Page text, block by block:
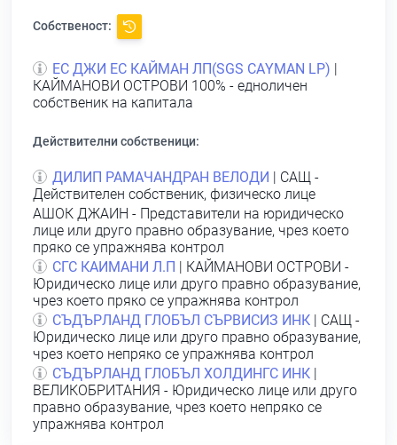
Собственост:
ЕС ДЖИ ЕС КАЙМАН ЛП(SGS САYМАN LР)
КАЙМАНОВИ ОСТРОВИ 100% - едноличен
собственик на капитала
Действителни собственици:
ДИЛИП РАМАЧАНДРАН ВЕЛОДИ
| САЩ -
Действителен собственик, физическо лице
АШОК ДЖАИН - Представители на юридическо
лице или друго правно образувание, чрез което
пряко се упражнява контрол
СГС КАИМАНИ Л.П
| КАЙМАНОВИ ОСТРОВИ -
Юридическо лице или друго правно образувание,
чрез което пряко се упражнява контрол
СЪДЪРЛАНД ГЛОБЪЛ СЪРВИСИЗ ИНК | САЩ -
Юридическо лице или друго правно образувание,
чрез което непряко се упражнява контрол
СЪДЪРЛАНД ГЛОБЪЛ ХОЛДИНГС ИНК
ВЕЛИКОБРИТАНИЯ - Юридическо лице или друго
правно образувание, чрез което непряко се
упражнява контрол